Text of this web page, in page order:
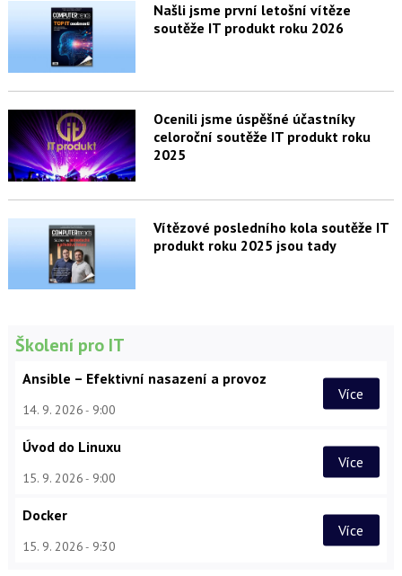
Našli jsme první letošní vítěze
soutěže IT produkt roku 2026
Ocenili jsme úspěšné účastníky
celoroční soutěže IT produkt roku
2025
Vítězové posledního kola soutěže IT
produkt roku 2025 jsou tady
Školení pro IT
Ansible – Efektivní nasazení a provoz
14. 9. 2026 9:00
Více
Úvod do Linuxu
15. 9. 2026 9:00
Více
Docker
15. 9. 2026 9:30
Více